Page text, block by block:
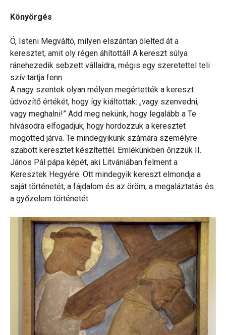
Könyörgés
Ó, Isteni Megváltó, milyen elszántan ölelted át a
keresztet, amit oly régen áhítottál! A kereszt súlya
ránehezedik sebzett vállaidra, mégis egy szeretettel teli
szív tartja fenn.
A nagy szentek olyan mélyen megértették a kereszt
üdvözítő értékét, hogy így kiáltottak: „vagy szenvedni,
vagy meghalni!” Add meg nekünk, hogy legalább a Te
hívásodra elfogadjuk, hogy hordozzuk a keresztet
mögötted járva. Te mindegyikünk számára személyre
szabott keresztet készítettél. Emlékünkben őrizzük II.
János Pál pápa képét, aki Litvániában felment a
Keresztek Hegyére. Ott mindegyik kereszt elmondja a
saját történetét, a fájdalom és az öröm, a megaláztatás és
a győzelem történetét.